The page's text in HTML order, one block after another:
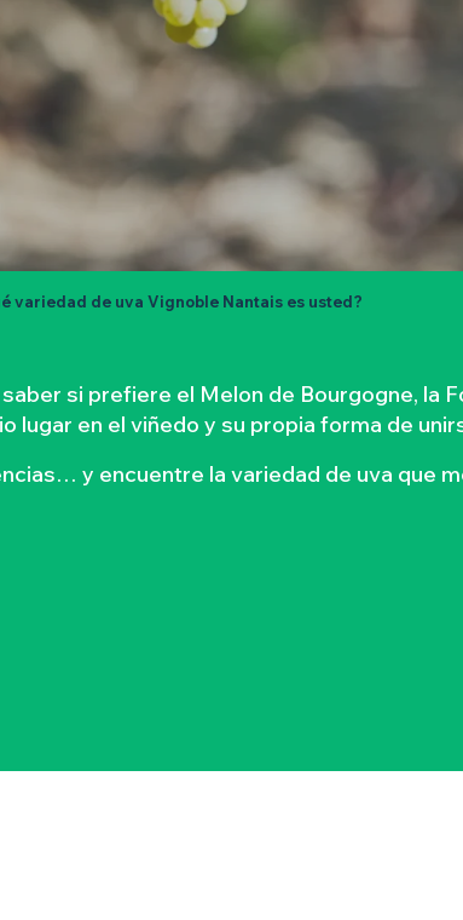
variedad de uva Vignoble Nantais es usted?
si prefiere el Melon de Bourgogne, la
lugar en el viñedo y su propia forma de
y encuentre la variedad de uva que